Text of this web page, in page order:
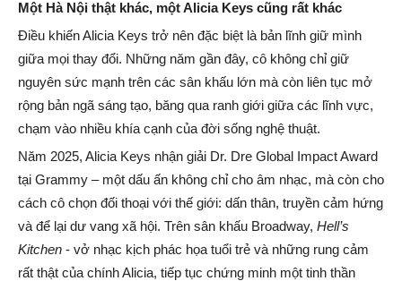
Một Hà Nội thật khác, một Alicia Keys cũng rất khác
Điều khiến Alicia Keys trở nên đặc biệt là bản lĩnh giữ mình
giữa mọi thay đổi. Những năm gần đây, cô không chỉ giữ
nguyên sức mạnh trên các sân khấu lớn mà còn liên tục mở
rộng bản ngã sáng tạo, băng qua ranh giới giữa các lĩnh vực,
chạm vào nhiều khía cạnh của đời sống nghệ thuật.
Năm 2025, Alicia Keys nhận giải Dr. Dre Global Impact Award
tại Grammy – một dấu ấn không chỉ cho âm nhạc, mà còn cho
cách cô chọn đối thoại với thế giới: dấn thân, truyền cảm hứng
và để lại dư vang xã hội. Trên sân khấu Broadway, Hell’s
Kitchen - vở nhạc kịch phác họa tuổi trẻ và những rung cảm
rất thật của chính Alicia, tiếp tục chứng minh một tinh thần